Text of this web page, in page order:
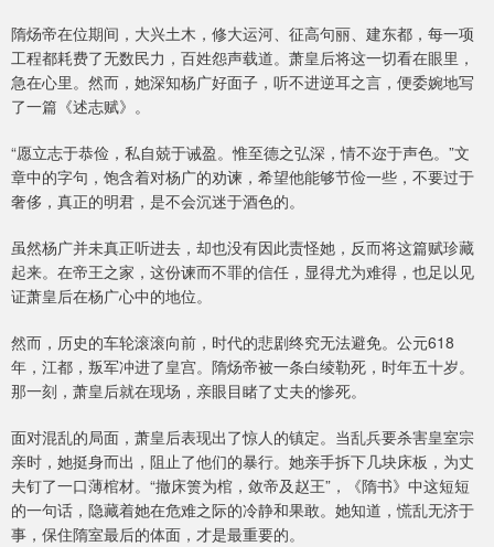
隋炀帝在位期间，大兴土木，修大运河、征高句丽、建东都，每一项
工程都耗费了无数民力，百姓怨声载道。萧皇后将这一切看在眼里，
急在心里。然而，她深知杨广好面子，听不进逆耳之言，便委婉地写
了一篇《述志赋》。
“愿立志于恭俭，私自兢于诫盈。惟至德之弘深，情不迩于声色。”文
章中的字句，饱含着对杨广的劝谏，希望他能够节俭一些，不要过于
奢侈，真正的明君，是不会沉迷于酒色的。
虽然杨广并未真正听进去，却也没有因此责怪她，反而将这篇赋珍藏
起来。在帝王之家，这份谏而不罪的信任，显得尤为难得，也足以见
证萧皇后在杨广心中的地位。
然而，历史的车轮滚滚向前，时代的悲剧终究无法避免。公元618
年，江都，叛军冲进了皇宫。隋炀帝被一条白绫勒死，时年五十岁。
那一刻，萧皇后就在现场，亲眼目睹了丈夫的惨死。
面对混乱的局面，萧皇后表现出了惊人的镇定。当乱兵要杀害皇室宗
亲时，她挺身而出，阻止了他们的暴行。她亲手拆下几块床板，为丈
夫钉了一口薄棺材。“撤床箦为棺，敛帝及赵王”，《隋书》中这短短
的一句话，隐藏着她在危难之际的冷静和果敢。她知道，慌乱无济于
事，保住隋室最后的体面，才是最重要的。